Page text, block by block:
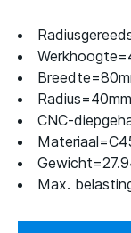
Radius=40mm
CNC-
Max.